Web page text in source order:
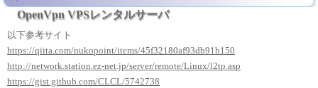
OpenVpn VPSレンタルサーバ
以下参考サイト
https://qiita.com/nukopoint/items/45f32180af93db91b150
http://network.station.ez-net.jp/server/remote/Linux/l2tp.asp
https://gist.github.com/CLCL/5742738